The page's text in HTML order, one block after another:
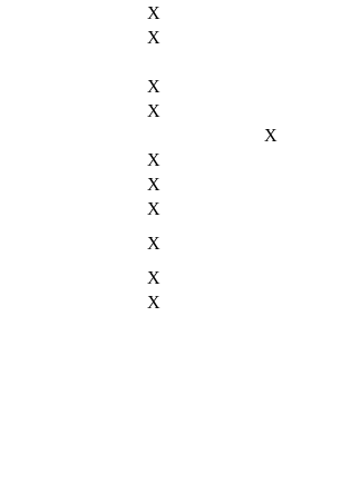
X
X
X
X
X
X
X
X
X
X
X